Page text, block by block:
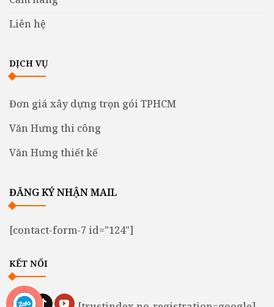
Liên hệ
DỊCH VỤ
Đơn giá xây dựng trọn gói TPHCM
Văn Hưng thi công
Văn Hưng thiết kế
ĐĂNG KÝ NHẬN MAIL
[contact-form-7 id="124"]
KẾT NỐI